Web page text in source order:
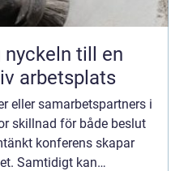
arbetsplats
eller samarbetspartners i
skillnad för både beslut
konferens skapar
Samtidigt kan